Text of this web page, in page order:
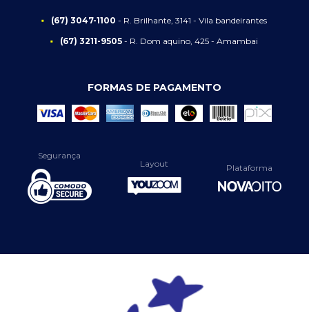
(67) 3047-1100 - R. Brilhante, 3141 - Vila bandeirantes
(67) 3211-9505 - R. Dom aquino, 425 - Amambai
FORMAS DE PAGAMENTO
Segurança
Layout
Plataforma